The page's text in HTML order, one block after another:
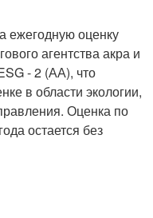
ежегодную оценку
агентства акра и
- 2 (АА), что
в области экологии,
Оценка по
остается без